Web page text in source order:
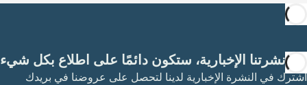
مع نشرتنا الإخبارية، ستكون دائمًا على اطلاع بكل شيء
اشترك في النشرة الإخبارية لدينا لتحصل على عروضنا في بريدك